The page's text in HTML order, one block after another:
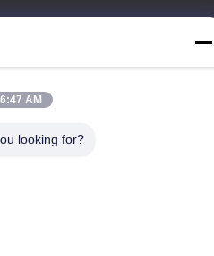
Technology Co., Ltd Tous
6:47 AM
looking for?